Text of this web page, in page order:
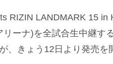
RIZIN LANDMARK 15 in
ーナ)を全試合生中継す
、きょう12日より発売を